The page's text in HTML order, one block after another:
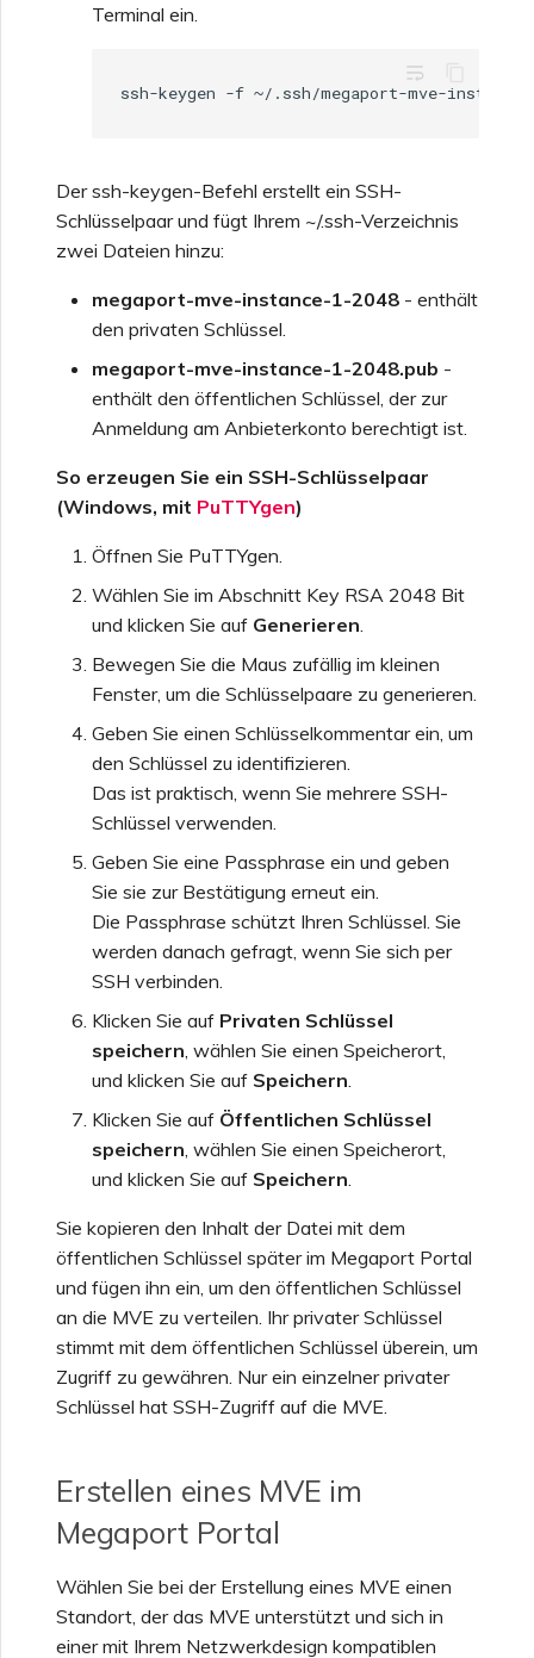
Terminal ein.
wrap_text
Der ssh-keygen-Befehl erstellt ein SSH-
Schlüsselpaar und fügt Ihrem ~/.ssh-Verzeichnis
zwei Dateien hinzu:
megaport-mve-instance-1-2048 - enthält
den privaten Schlüssel.
megaport-mve-instance-1-2048.pub -
enthält den öffentlichen Schlüssel, der zur
Anmeldung am Anbieterkonto berechtigt ist.
So erzeugen Sie ein SSH-Schlüsselpaar
(Windows, mit PuTTYgen)
Öffnen Sie PuTTYgen.
Wählen Sie im Abschnitt Key RSA 2048 Bit
und klicken Sie auf Generieren
Bewegen Sie die Maus zufällig im kleinen
Fenster, um die Schlüsselpaare zu generieren.
Geben Sie einen Schlüsselkommentar ein, um
den Schlüssel zu identifizieren.
Das ist praktisch, wenn Sie mehrere SSH-
Schlüssel verwenden.
Geben Sie eine Passphrase ein und geben
Sie sie zur Bestätigung erneut ein.
Die Passphrase schützt Ihren Schlüssel. Sie
werden danach gefragt, wenn Sie sich per
SSH verbinden.
Klicken Sie auf Privaten Schlüssel
speichern , wählen Sie einen Speicherort,
und klicken Sie auf Speichern
Klicken Sie auf Öffentlichen Schlüssel
speichern , wählen Sie einen Speicherort,
und klicken Sie auf Speichern
Sie kopieren den Inhalt der Datei mit dem
öffentlichen Schlüssel später im Megaport Portal
und fügen ihn ein, um den öffentlichen Schlüssel
an die MVE zu verteilen. Ihr privater Schlüssel
stimmt mit dem öffentlichen Schlüssel überein, um
Zugriff zu gewähren. Nur ein einzelner privater
Schlüssel hat SSH-Zugriff auf die MVE.
Erstellen eines MVE im
Megaport Portal
Wählen Sie bei der Erstellung eines MVE einen
Standort, der das MVE unterstützt und sich in
einer mit Ihrem Netzwerkdesign kompatiblen